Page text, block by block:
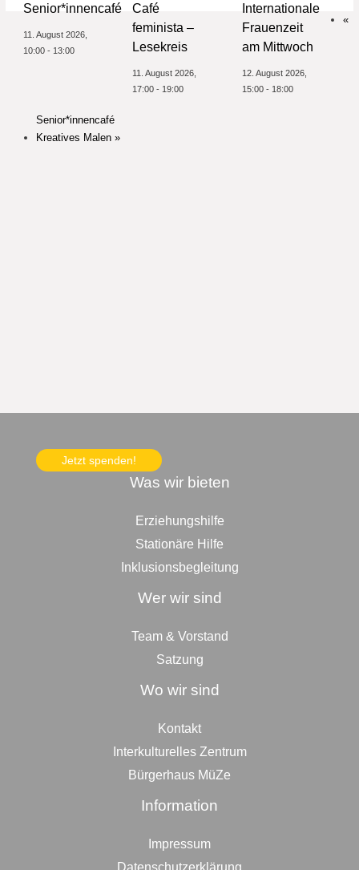
Senior*innencafé
11. August 2026,
10:00 -13:00
Café
feminista –
Lesekreis
11. August 2026,
17:00 -19:00
Internationale
Frauenzeit
am Mittwoch
12. August 2026,
15:00- 18:00
«
Senior*innencafé
Kreatives Malen»
Jetzt spenden!
Was wir bieten
Erziehungshilfe
Stationäre Hilfe
Inklusionsbegleitung
Wer wir sind
Team & Vorstand
Satzung
Wo wir sind
Kontakt
Interkulturelles Zentrum
Bürgerhaus MüZe
Information
Impressum
Datenschutzerklärung